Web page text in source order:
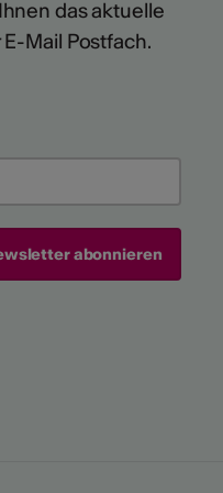
das aktuelle
Mail Postfach.